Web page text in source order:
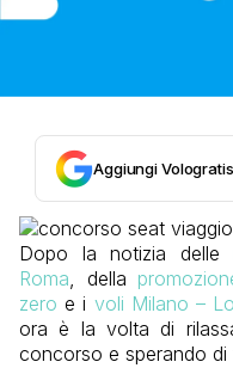
Aggiungi
Dopo la notizia delle
Roma, della
zero e i voli Milano –
ora è la volta di
concorso e sperando